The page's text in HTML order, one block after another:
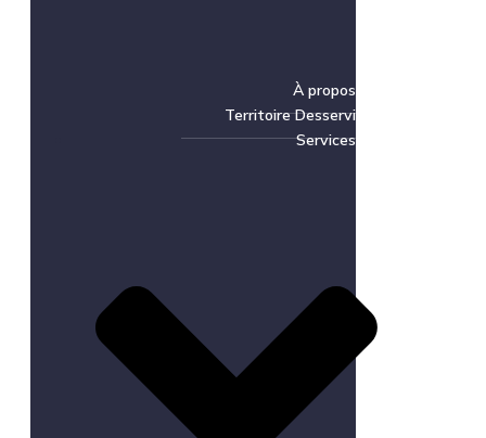
À propos
Territoire Desservi
Services